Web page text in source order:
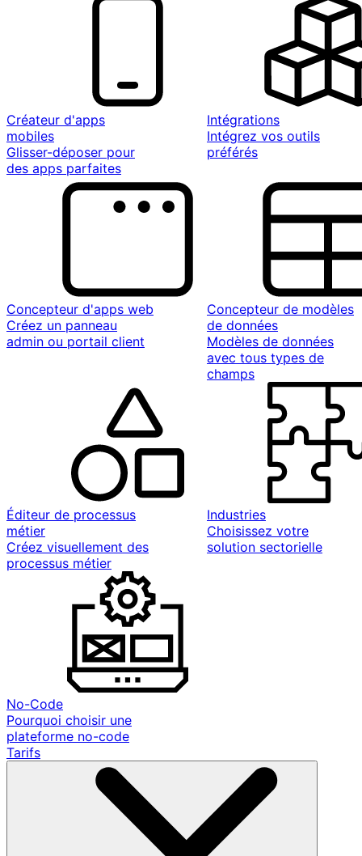
Créateur d'apps
mobiles
Glisser-déposer pour
des apps parfaites
Intégrations
Intégrez vos outils
préférés
Concepteur d'apps web
Créez un panneau
admin ou portail client
Concepteur de modèles
de données
Modèles de données
avec tous types de
champs
Éditeur de processus
métier
Créez visuellement des
processus métier
Industries
Choisissez votre
solution sectorielle
No-Code
Pourquoi choisir une
plateforme no-code
Tarifs